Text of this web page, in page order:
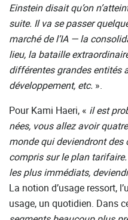
Einstein disait qu’on
suite. Il va se passer
marché de l’IA — la
lieu, la bataille
différentes grandes entités
développement, etc. ».
Pour Kami Haeri, « il est
nées, vous allez avoir
monde qui deviendront
compris sur le plan
les plus immédiats,
La notion d’usage ressort,
usage, un quotidien. Dans